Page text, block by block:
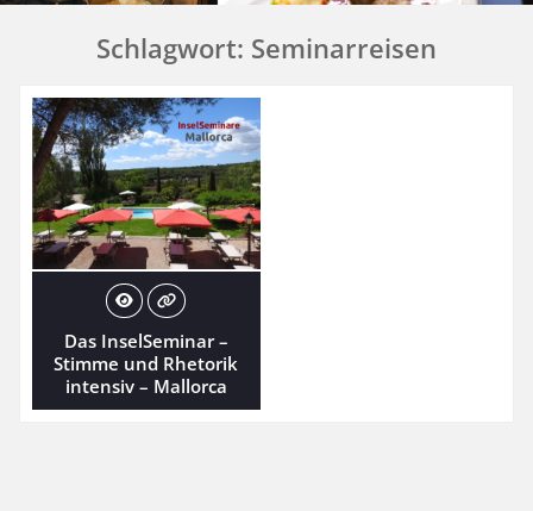
Schlagwort: Seminarreisen
Das InselSeminar –
Stimme und Rhetorik
intensiv – Mallorca